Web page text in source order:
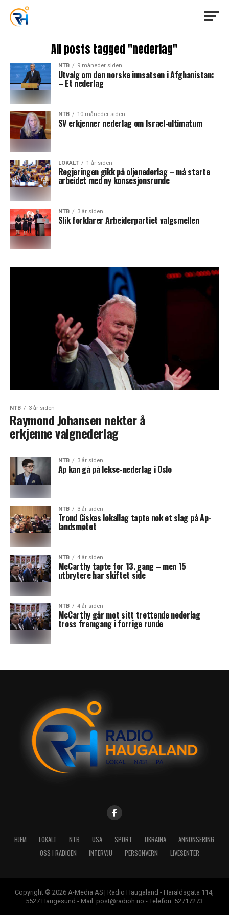
All posts tagged "nederlag"
NTB 9 måneder siden
Utvalg om den norske innsatsen i Afghanistan:
– Et nederlag
NTB 10 måneder siden
SV erkjenner nederlag om Israel-ultimatum
LOKALT 1 år siden
Regjeringen gikk på oljenederlag – må starte
arbeidet med ny konsesjonsrunde
NTB 3 år siden
Slik forklarer Arbeiderpartiet valgsmellen
NTB 3 år siden
Raymond Johansen nekter å
erkjenne valgnederlag
NTB 3 år siden
Ap kan gå på lekse-nederlag i Oslo
NTB 3 år siden
Trond Giskes lokallag tapte nok et slag på Ap-
landsmøtet
NTB 4 år siden
McCarthy tapte for 13. gang – men 15
utbrytere har skiftet side
NTB 4 år siden
McCarthy går mot sitt trettende nederlag
tross fremgang i forrige runde
HJEM LOKALT NTB USA SPORT UKRAINA
ANNONSERING
OSS I RADIOEN
INTERVJU PERSONVERN LIVESENTER
Copyright © 2026 A-Media AS | Radio Haugaland - Haraldsgata 114,
5527 Haugesund - Mail: post@radioh.no - Telefon: 52717273